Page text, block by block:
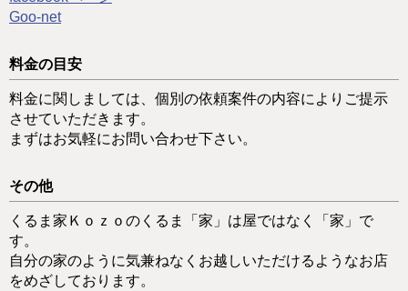
Goo-net
料金の目安
料金に関しましては、個別の依頼案件の内容によりご提示
させていただきます。
まずはお気軽にお問い合わせ下さい。
その他
くるま家Ｋｏｚｏのくるま「家」は屋ではなく「家」で
す。
自分の家のように気兼ねなくお越しいただけるようなお店
をめざしております。